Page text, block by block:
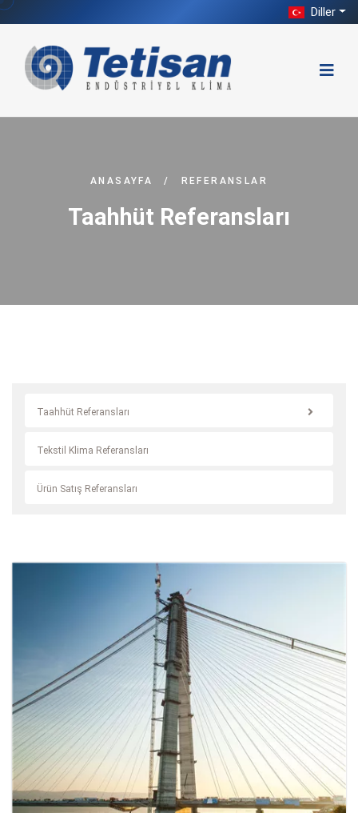
Diller
ANASAYFA / REFERANSLAR
Taahhüt Referansları
Taahhüt Referansları
Tekstil Klima Referansları
Ürün Satış Referansları